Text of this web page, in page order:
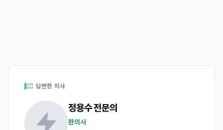
👩‍⚕️ 답변한 의사
정용수전문의
한의사